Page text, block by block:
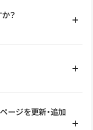
を整理したうえで、
WordPressの場合は、
されるわけではないた
設計、URL・リダイレク
？
数部門での運用、権限管
連携など、個別の要件が
利用数の上限、権限
。詳しくは料金プランペ
ージを更新・追加